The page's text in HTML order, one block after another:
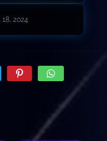
18, 2024